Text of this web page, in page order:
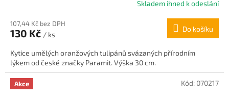
produktu
je
z
5
hvězdiček.
Skladem ihned k odeslání
107,44 Kč bez DPH
130 Kč / ks
Do košíku
Kytice umělých oranžových tulipánů svázaných přírodním
lýkem od české značky Paramit. Výška 30 cm.
Akce Kód: 070217